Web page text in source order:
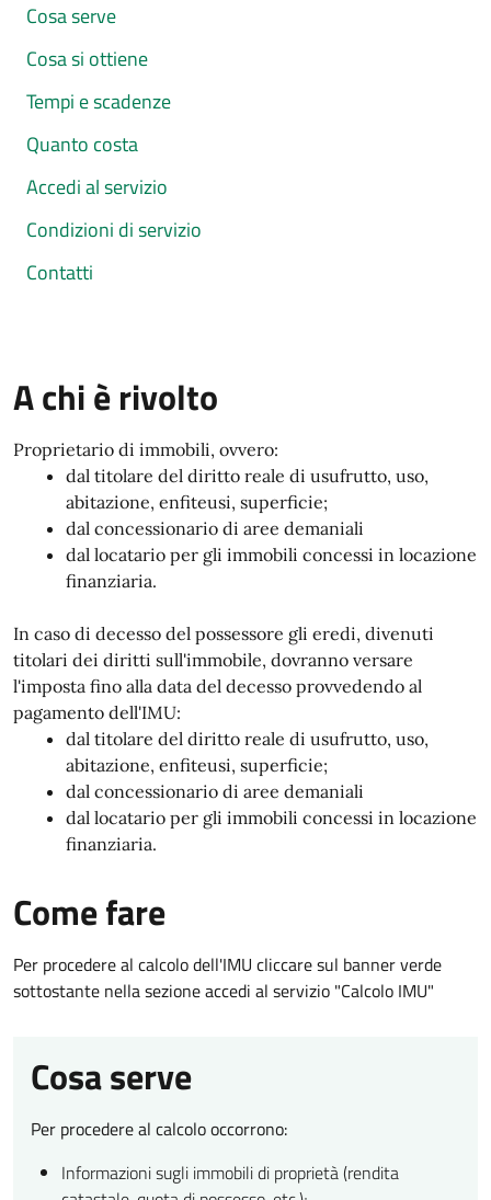
Cosa serve
Cosa si ottiene
Tempi e scadenze
Quanto costa
Accedi al servizio
Condizioni di servizio
Contatti
A chi è rivolto
Proprietario di immobili, ovvero:
dal titolare del diritto reale di usufrutto, uso,
abitazione, enfiteusi, superficie;
dal concessionario di aree demaniali
dal locatario per gli immobili concessi in locazione
finanziaria.
In caso di decesso del possessore gli eredi, divenuti
titolari dei diritti sull'immobile, dovranno versare
l'imposta fino alla data del decesso provvedendo al
pagamento dell'IMU:
dal titolare del diritto reale di usufrutto, uso,
abitazione, enfiteusi, superficie;
dal concessionario di aree demaniali
dal locatario per gli immobili concessi in locazione
finanziaria.
Come fare
Per procedere al calcolo dell'IMU cliccare sul banner verde
sottostante nella sezione accedi al servizio "Calcolo IMU"
Cosa serve
Per procedere al calcolo occorrono:
Informazioni sugli immobili di proprietà (rendita